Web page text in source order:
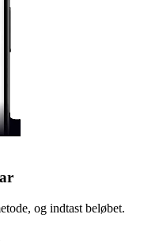
og indtast beløbet.